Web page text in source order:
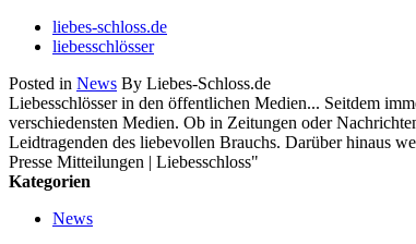
liebes-schloss.de
liebesschlösser
Posted in News By Liebes-Schloss.de
Liebesschlösser in den öffentlichen Medien... Seitdem
verschiedensten Medien. Ob in Zeitungen oder
Leidtragenden des liebevollen Brauchs. Darüber hinaus
Presse Mitteilungen | Liebesschloss"
Kategorien
News